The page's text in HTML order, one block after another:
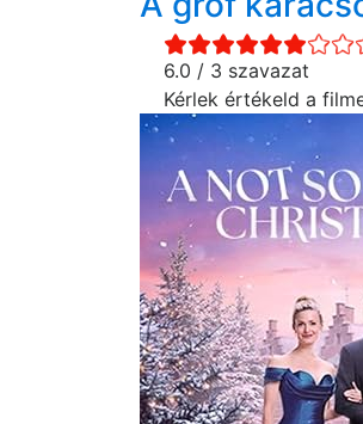
6.0 / 3 szavazat
Kérlek értékeld a